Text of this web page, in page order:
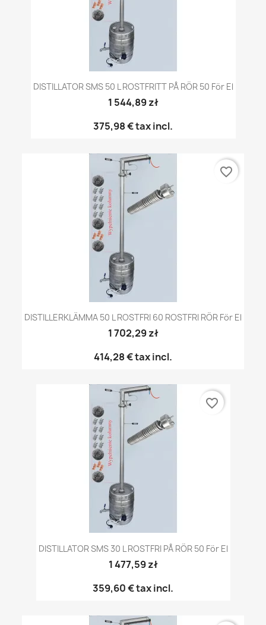
DISTILLATOR SMS 50 L ROSTFRITT PÅ RÖR 50 För El
1 544,89 zł
375,98 €tax incl.
DISTILLERKLÄMMA 50 L ROSTFRI 60 ROSTFRI RÖR För El
1 702,29 zł
414,28 €tax incl.
favorite_border
DISTILLATOR SMS 30 L ROSTFRI PÅ RÖR 50 För El
1 477,59 zł
359,60 €tax incl.
favorite_border